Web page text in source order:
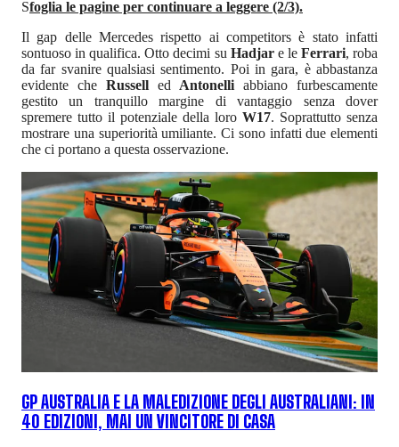
Sfoglia le pagine per continuare a leggere (2/3).
Il gap delle Mercedes rispetto ai competitors è stato infatti
sontuoso in qualifica. Otto decimi su Hadjar e le Ferrari, roba
da far svanire qualsiasi sentimento. Poi in gara, è abbastanza
evidente che Russell edAntonelliabbiano furbescamente
gestito un tranquillo margine di vantaggio senza dover
spremere tutto il potenziale della loro W17. Soprattutto senza
mostrare una superiorità umiliante. Ci sono infatti due elementi
che ci portano a questa osservazione.
GP AUSTRALIA E LA MALEDIZIONE DEGLI AUSTRALIANI: IN
40 EDIZIONI, MAI UN VINCITORE DI CASA